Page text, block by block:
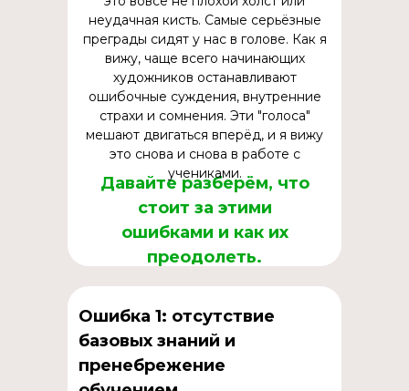
Давайте разберём, что
стоит за этими
ошибками и как их
преодолеть.
неудачная кисть. Самые серьёзные
преграды сидят у нас в голове. Как я
вижу, чаще всего начинающих
художников останавливают
ошибочные суждения, внутренние
страхи и сомнения. Эти "голоса"
мешают двигаться вперёд, и я вижу
это снова и снова в работе с
учениками.
Ошибка 1: отсутствие
базовых знаний и
пренебрежение